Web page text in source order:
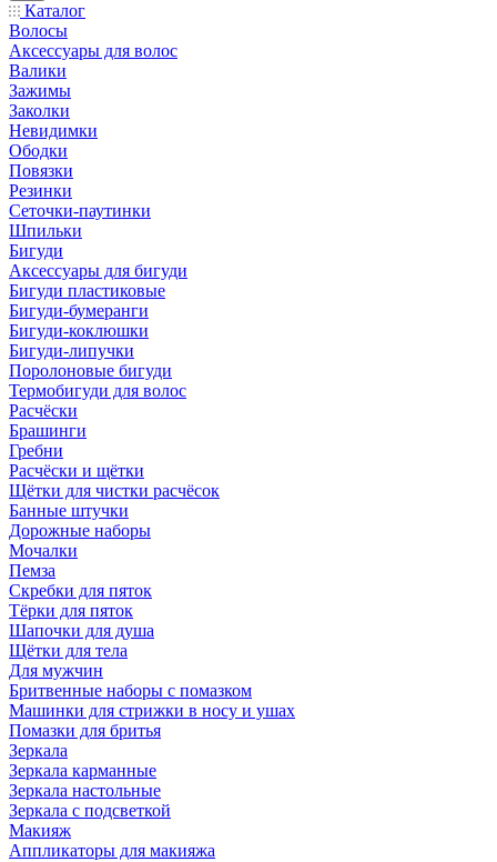
Каталог
Волосы
Аксессуары для волос
Валики
Зажимы
Заколки
Невидимки
Ободки
Повязки
Резинки
Сеточки-паутинки
Шпильки
Бигуди
Аксессуары для бигуди
Бигуди пластиковые
Бигуди-бумеранги
Бигуди-коклюшки
Бигуди-липучки
Поролоновые бигуди
Термобигуди для волос
Расчёски
Брашинги
Гребни
Расчёски и щётки
Щётки для чистки расчёсок
Банные штучки
Дорожные наборы
Мочалки
Пемза
Скребки для пяток
Тёрки для пяток
Шапочки для душа
Щётки для тела
Для мужчин
Бритвенные наборы с помазком
Машинки для стрижки в носу и ушах
Помазки для бритья
Зеркала
Зеркала карманные
Зеркала настольные
Зеркала с подсветкой
Макияж
Аппликаторы для макияжа